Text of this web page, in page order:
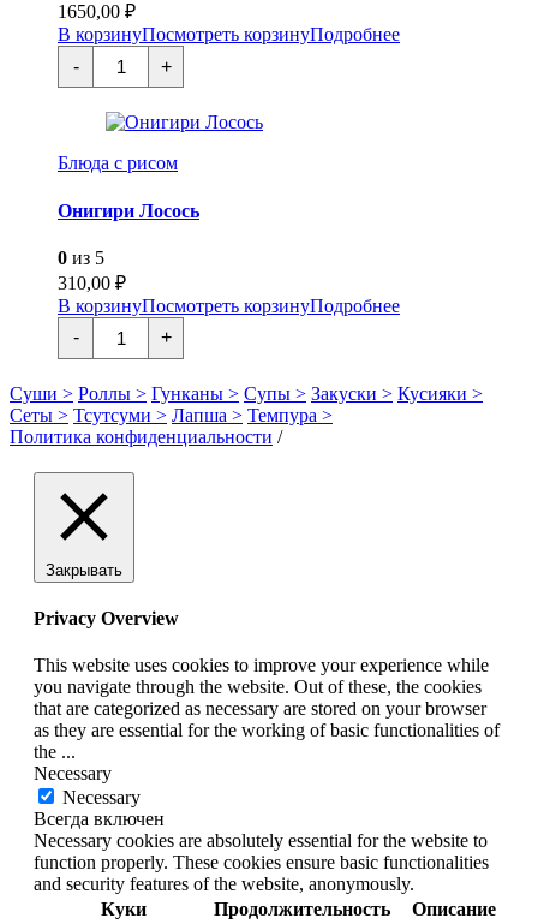
1650,00 ₽
В корзинуПосмотреть корзинуПодробнее
-
Количество
товара
Унаги
Муси-
Дзуси
+
Блюда с рисом
Онигири Лосось
0 из 5
310,00 ₽
В корзинуПосмотреть корзинуПодробнее
-
Количество
товара
Онигири
+
Суши > Роллы > Гунканы > Супы > Закуски > Кусияки >
Сеты > Тсутсуми > Лапша > Темпура >
Политика конфиденциальности /
Закрывать
Privacy Overview
This website uses cookies to improve your experience while
you navigate through the website. Out of these, the cookies
that are categorized as necessary are stored on your browser
as they are essential for the working of basic functionalities of
the ...
Necessary
Necessary
Всегда включен
Necessary cookies are absolutely essential for the website to
function properly. These cookies ensure basic functionalities
and security features of the website, anonymously.
Куки
Продолжительность Описание